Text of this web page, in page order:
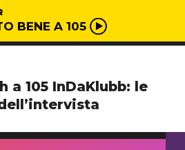
BENE A 105
a 105 InDaKlubb: le